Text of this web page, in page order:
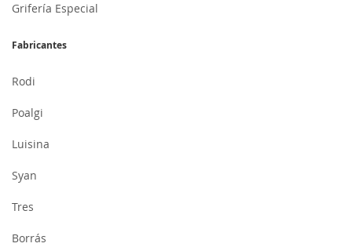
Grifería Especial
Fabricantes
Rodi
Poalgi
Luisina
Syan
Tres
Borrás